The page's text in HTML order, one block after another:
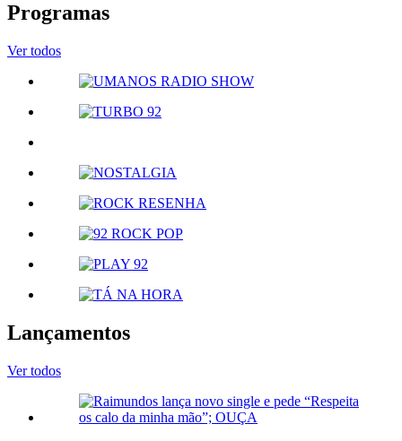
Programas
Ver todos
Lançamentos
Ver todos